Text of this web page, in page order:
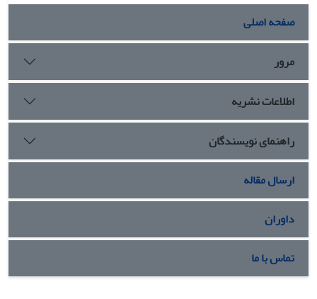
صفحه اصلی
مرور
اطلاعات نشریه
راهنمای نویسندگان
ارسال مقاله
داوران
تماس با ما